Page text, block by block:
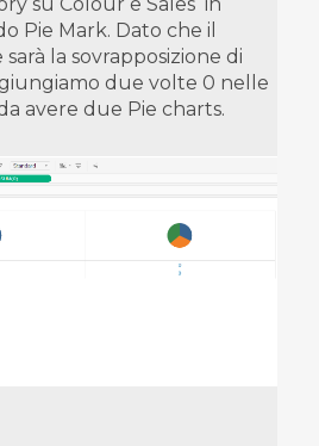
Pie Mark. Dato che il
la sovrapposizione di
due volte 0 nelle
avere due Pie charts.